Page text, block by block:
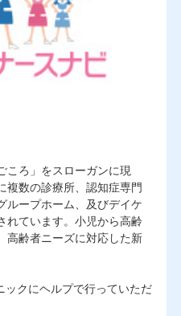
ころ」をスローガンに現
複数の診療所、認知症専門
ループホーム、及びデイケ
れています。小児から高齢
高齢者ニーズに対応した新
クにヘルプで行っていただ